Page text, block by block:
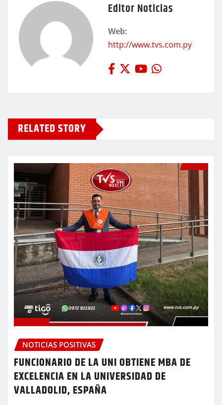
Editor Noticias
Web:
http://www.tvs.com.py
RELATED STORY
NOTICIAS POSITIVAS
FUNCIONARIO DE LA UNI OBTIENE MBA DE
EXCELENCIA EN LA UNIVERSIDAD DE
VALLADOLID, ESPAÑA